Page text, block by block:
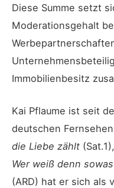
Diese Summe setzt
Moderationsgehalt
Immobilienbesitz
Kai Pflaume ist seit
deutschen
die Liebe zählt (Sat.1),
Wer weiß denn
(ARD) hat er sich als